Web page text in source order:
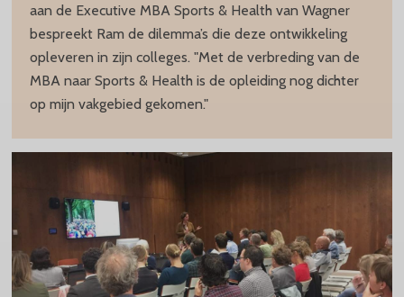
aan de Executive MBA Sports & Health van Wagner
bespreekt Ram de dilemma’s die deze ontwikkeling
opleveren in zijn colleges. "Met de verbreding van de
MBA naar Sports & Health is de opleiding nog dichter
op mijn vakgebied gekomen."